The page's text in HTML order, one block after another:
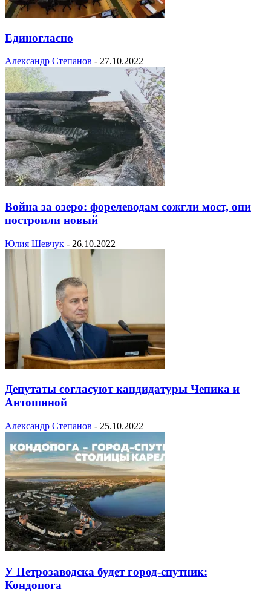
Единогласно
Александр Степанов - 27.10.2022
Война за озеро: форелеводам сожгли мост, они
построили новый
Юлия Шевчук - 26.10.2022
Депутаты согласуют кандидатуры Чепика и
Антошиной
Александр Степанов - 25.10.2022
У Петрозаводска будет город-спутник:
Кондопога